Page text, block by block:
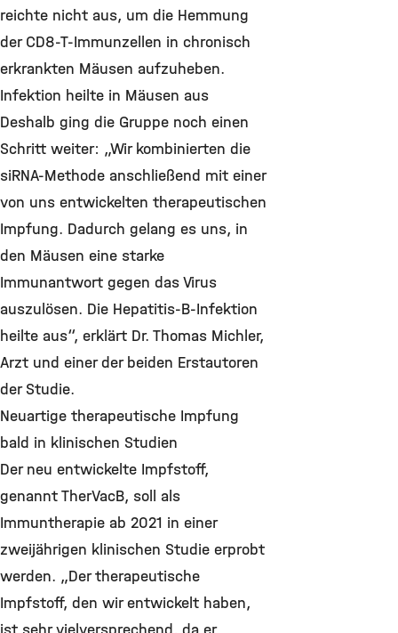
reichte nicht aus, um die Hemmung
der CD8-T-Immunzellen in chronisch
erkrankten Mäusen aufzuheben.
Infektion heilte in Mäusen aus
Deshalb ging die Gruppe noch einen
Schritt weiter: „Wir kombinierten die
siRNA-Methode anschließend mit einer
von uns entwickelten therapeutischen
Impfung. Dadurch gelang es uns, in
den Mäusen eine starke
Immunantwort gegen das Virus
auszulösen. Die Hepatitis-B-Infektion
heilte aus“, erklärt Dr. Thomas Michler,
Arzt und einer der beiden Erstautoren
der Studie.
Neuartige therapeutische Impfung
bald in klinischen Studien
Der neu entwickelte Impfstoff,
genannt TherVacB, soll als
Immuntherapie ab 2021 in einer
zweijährigen klinischen Studie erprobt
werden. „Der therapeutische
Impfstoff, den wir entwickelt haben,